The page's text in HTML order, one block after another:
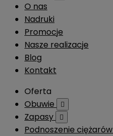
O nas
Nadruki
Promocje
Nasze realizacje
Blog
Kontakt
Oferta
Obuwie

Zapasy 
Podnoszenie ciężarów